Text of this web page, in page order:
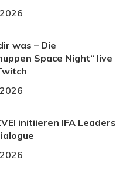
was – Die
Space Night“ live
initiieren IFA Leaders